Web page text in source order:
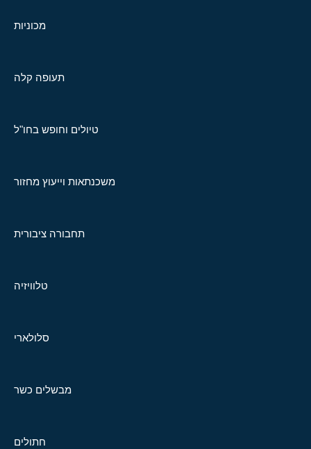
מכוניות
תעופה קלה
טיולים וחופש בחו"ל
משכנתאות וייעוץ מחזור
תחבורה ציבורית
טלוויזיה
סלולארי
מבשלים כשר
חתולים